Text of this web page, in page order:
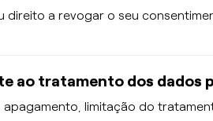
a revogar o seu
ao tratamento dos dados
limitação do